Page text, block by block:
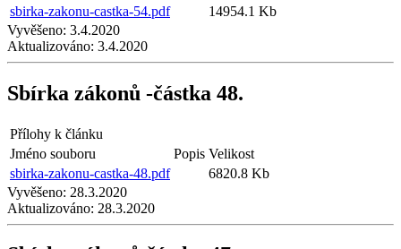
sbirka-zakonu-castka-54.pdf
14954.1 Kb
Vyvěšeno: 3.4.2020
Aktualizováno: 3.4.2020
Sbírka zákonů -částka 48.
Přílohy k článku
Jméno souboru
Popis Velikost
sbirka-zakonu-castka-48.pdf
6820.8 Kb
Vyvěšeno: 28.3.2020
Aktualizováno: 28.3.2020